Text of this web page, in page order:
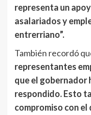
representa un
asalariados y
entrerriano”.
También recordó
representantes
que el gobernador
respondido. Esto
compromiso con